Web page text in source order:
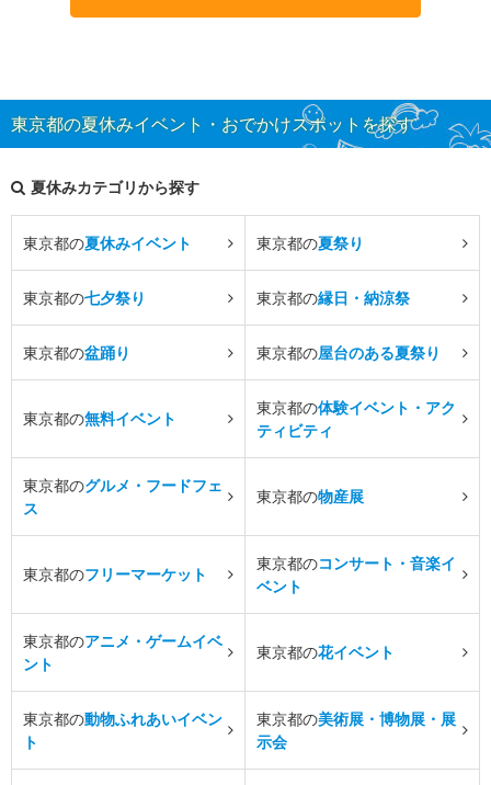
東京都の夏休みイベント・おでかけスポットを探す
夏休みカテゴリから探す
東京都の夏休みイベント 東京都の夏祭り
東京都の七夕祭り 東京都の縁日・納涼祭
東京都の盆踊り 東京都の屋台のある夏祭り
東京都の無料イベント
東京都の体験イベント・アク
ティビティ
東京都のグルメ・フードフェ
ス
東京都の物産展
東京都のフリーマーケット
東京都のコンサート・音楽イ
ベント
東京都のアニメ・ゲームイベ
ント
東京都の花イベント
東京都の動物ふれあいイベン
ト
東京都の美術展・博物展・展
示会